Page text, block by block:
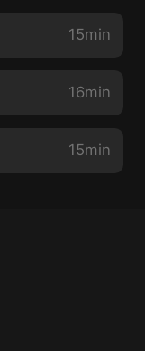
15min
16min
15min